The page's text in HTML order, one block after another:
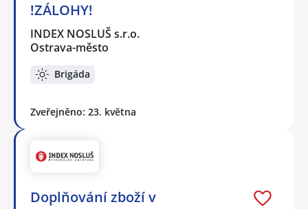
!ZÁLOHY!
INDEX NOSLUŠ s.r.o.
Ostrava-město
Brigáda
Zveřejněno: 23. května
Doplňování zboží v